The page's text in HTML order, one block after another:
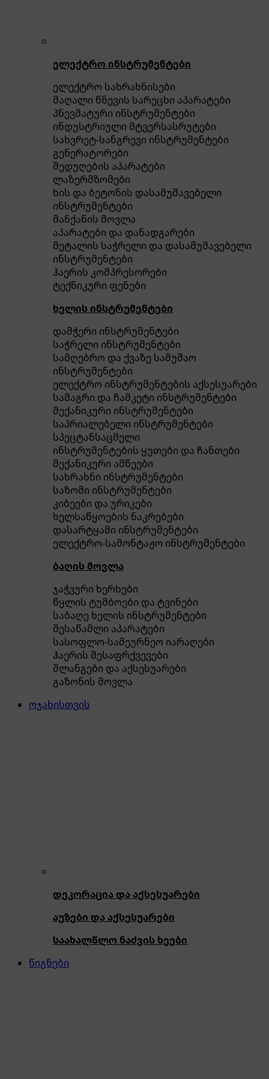
ელექტრო ინსტრუმენტები
ელექტრო სახრახნისები
მაღალი წნევის სარეცხი აპარატები
პნევმატური ინსტრუმენტები
ინდუსტრიული მტვერსასრუტები
სახვრეტ-სანგრევი ინსტრუმენტები
გენერატორები
შედუღების აპარატები
ლაზერმზომები
ხის და ბეტონის დასამუშავებელი
ინსტრუმენტები
მანქანის მოვლა
აპარატები და დანადგარები
მეტალის საჭრელი და დასამუშავებელი
ინსტრუმენტები
ჰაერის კომპრესორები
ტექნიკური ფენები
ხელის ინსტრუმენტები
დამჭერი ინსტრუმენტები
საჭრელი ინსტრუმენტები
სამღებრო და ქვაზე სამუშაო
ინსტრუმენტები
ელექტრო ინსტრუმენტების აქსესუარები
სამაგრი და ჩამკეტი ინსტრუმენტები
მექანიკური ინსტრუმენტები
საპრიალებელი ინსტრუმენტები
სპეცტანსაცმელი
ინსტრუმენტების ყუთები და ჩანთები
მექანიკური ამწეები
სახრახნი ინსტრუმენტები
საზომი ინსტრუმენტები
კიბეები და ურიკები
ხელსაწყოების ნაკრებები
დასარტყამი ინსტრუმენტები
ელექტრო-სამონტაჟო ინსტრუმენტები
ბაღის მოვლა
ჯაჭვური ხერხები
წყლის ტუმბოები და ტვინები
საბაღე ხელის ინსტრუმენტები
შესაწამლი აპარატები
სასოფლო-სამეურნეო იარაღები
ჰაერის შესაფრქვევები
შლანგები და აქსესუარები
გაზონის მოვლა
ოჯახისთვის
დეკორაცია და აქსესუარები
აუზები და აქსესუარები
საახალწლო ნაძვის ხეები
წიგნები